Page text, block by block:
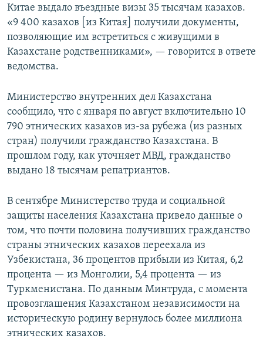
Китае выдало въездные визы 35 тысячам казахов.
«9 400 казахов [из Китая] получили документы,
позволяющие им встретиться с живущими в
Казахстане родственниками», — говорится в ответе
ведомства.
Министерство внутренних дел Казахстана
сообщило, что с января по август включительно 10
790 этнических казахов из-за рубежа (из разных
стран) получили гражданство Казахстана. В
прошлом году, как уточняет МВД, гражданство
выдано 18 тысячам репатриантов.
В сентябре Министерство труда и социальной
защиты населения Казахстана привело данные о
том, что почти половина получивших гражданство
страны этнических казахов переехала из
Узбекистана, 36 процентов прибыли из Китая, 6,2
процента — из Монголии, 5,4 процента — из
Туркменистана. По данным Минтруда, с момента
провозглашения Казахстаном независимости на
историческую родину вернулось более миллиона
этнических казахов.